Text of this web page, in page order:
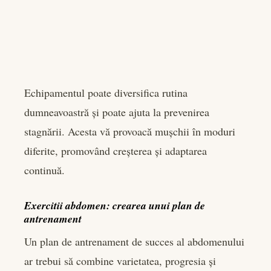
Echipamentul poate diversifica rutina
dumneavoastră și poate ajuta la prevenirea
stagnării. Acesta vă provoacă mușchii în moduri
diferite, promovând creșterea și adaptarea
continuă.
Exercitii abdomen: crearea unui plan de
antrenament
Un plan de antrenament de succes al abdomenului
ar trebui să combine varietatea, progresia și